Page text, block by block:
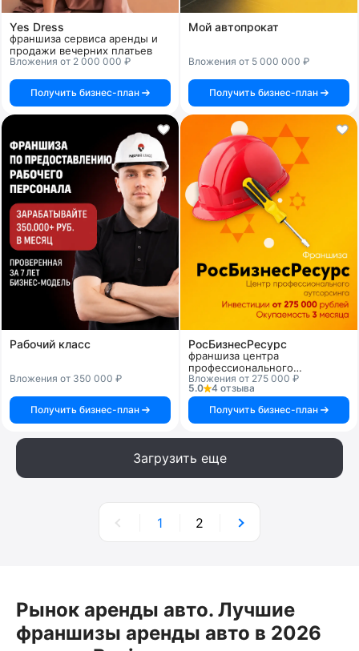
Yes Dress
франшиза сервиса аренды и
продажи вечерних платьев
Вложения от 2 000 000 ₽
Получить бизнес-план
Мой автопрокат
Вложения от 5 000 000 ₽
Получить бизнес-план
Рабочий класс
Вложения от 350 000 ₽
Получить бизнес-план
РосБизнесРесурс
франшиза центра
профессионального
аутсорсинга
Вложения от 275 000 ₽
5.0
4 отзыва
Получить бизнес-план
Загрузить еще
1 2
Рынок аренды авто. Лучшие
франшизы аренды авто в 2026